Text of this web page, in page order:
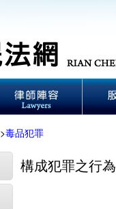
>毒品犯罪
構成犯罪之行為